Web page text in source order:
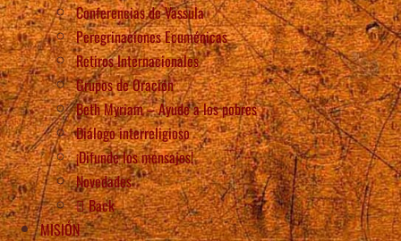
Conferencias de Vassula
Peregrinaciones Ecuménicas
Retiros Internacionales
Grupos de Oración
Beth Myriam – Ayude a los pobres
Diálogo interreligioso
¡Difunde los mensajes!
Novedades
Back
MISIÓN